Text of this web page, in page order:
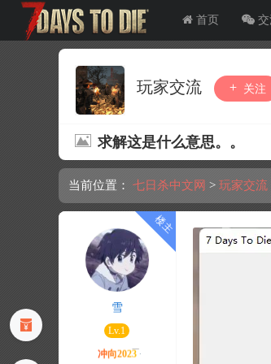
首页
玩家交流 关注
求解这是什么意思。。
当前位置： 七日杀中文网 > 玩家交流
雪
Lv.1